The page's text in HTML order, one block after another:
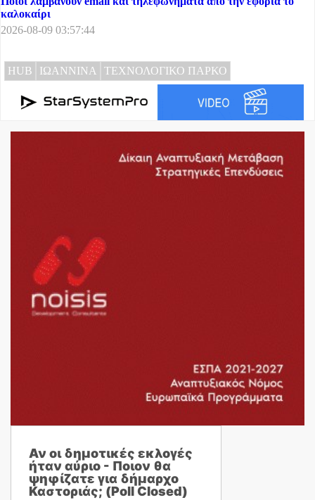
καλοκαίρι
2026-08-09 03:57:44
HUB ΙΩΑΝΝΙΝΑ ΤΕΧΝΟΛΟΓΙΚΟ ΠΑΡΚΟ
Αν οι δημοτικές εκλογές
ήταν αύριο - Ποιον θα
ψηφίζατε για δήμαρχο
Καστοριάς; (Poll Closed)